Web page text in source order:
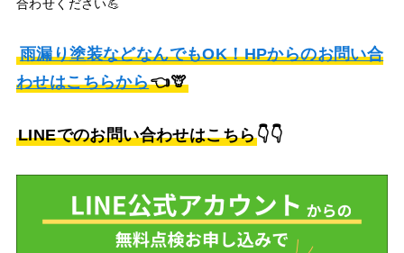
合わせください💪
雨漏り塗装などなんでもOK！HPからのお問い合
わせはこちらから👈🦒
LINEでのお問い合わせはこちら👇👇